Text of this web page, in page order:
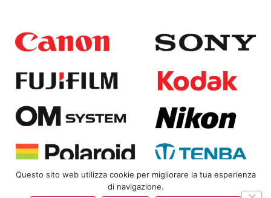
Questo sito web utilizza cookie per migliorare la tua esperienza
di navigazione.